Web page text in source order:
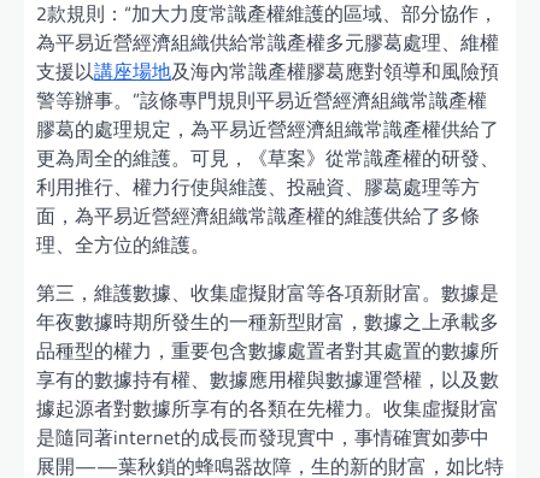
2款規則：“加大力度常識產權維護的區域、部分協作，
為平易近營經濟組織供給常識產權多元膠葛處理、維權
支援以講座場地及海內常識產權膠葛應對領導和風險預
警等辦事。”該條專門規則平易近營經濟組織常識產權
膠葛的處理規定，為平易近營經濟組織常識產權供給了
更為周全的維護。可見，《草案》從常識產權的研發、
利用推行、權力行使與維護、投融資、膠葛處理等方
面，為平易近營經濟組織常識產權的維護供給了多條
理、全方位的維護。
第三，維護數據、收集虛擬財富等各項新財富。數據是
年夜數據時期所發生的一種新型財富，數據之上承載多
品種型的權力，重要包含數據處置者對其處置的數據所
享有的數據持有權、數據應用權與數據運營權，以及數
據起源者對數據所享有的各類在先權力。收集虛擬財富
是隨同著internet的成長而發現實中，事情確實如夢中
展開——葉秋鎖的蜂鳴器故障，生的新的財富，如比特